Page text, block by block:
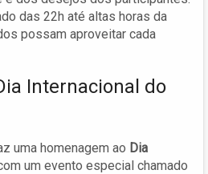
das 22h até altas horas da
possam aproveitar cada
Internacional do
uma homenagem ao Dia
um evento especial chamado